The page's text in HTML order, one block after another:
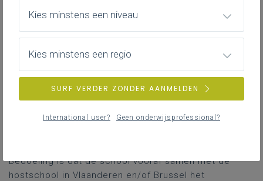
Het betreft:
Periode: Tussen april en juni 2025, de lengte van
14 jaar
Bedoeling is dat de school vooraf samen met de
hostschool in Vlaanderen en/of Brussel het
Kies minstens een niveau
Kies minstens een regio
SURF VERDER ZONDER AANMELDEN
International user? Geen onderwijsprofessional?